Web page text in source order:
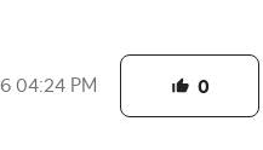
04:24 PM 0